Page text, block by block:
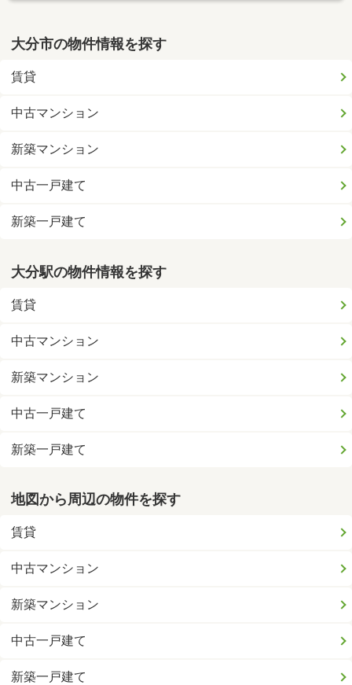
大分市の物件情報を探す
賃貸
中古マンション
新築マンション
中古一戸建て
新築一戸建て
大分駅の物件情報を探す
賃貸
中古マンション
新築マンション
中古一戸建て
新築一戸建て
地図から周辺の物件を探す
賃貸
中古マンション
新築マンション
中古一戸建て
新築一戸建て